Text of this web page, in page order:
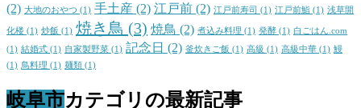
(2) 大地のおやつ (1) 手土産 (2) 江戸前 (2) 江戸前寿司 (1) 江戸前鮨 (1) 浅草開
化楼 (1) 炒飯 (1) 焼き鳥 (3) 焼鳥 (2) 煮込み料理 (1) 発酵 (1) 白ごはん.com
(1) 結婚式 (1) 自家製野菜 (1) 記念日 (2) 釜炊きご飯 (1) 高級 (1) 高級中華 (1) 鰻
(1) 鳥料理 (1) 麺類 (1)
岐阜市カテゴリの最新記事